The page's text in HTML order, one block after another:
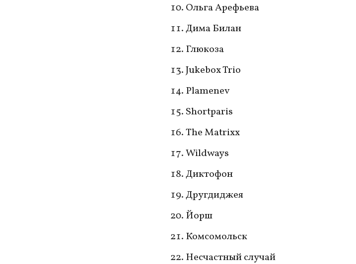
Ольга Арефьева
Дима Билан
Глюкоза
Jukebox Trio
Plamenev
Shortparis
The Matrixx
Wildways
Диктофон
Другдиджея
Йорш
Комсомольск
Несчастный случай